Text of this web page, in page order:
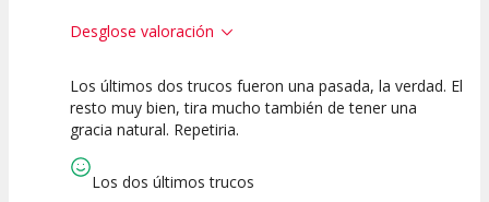
Desglose valoración
10
Calidad del
10
Puesta en
10
Los últimos dos trucos fueron una pasada, la verdad. El
resto muy bien, tira mucho también de tener una
gracia natural. Repetiria.
Los dos últimos trucos